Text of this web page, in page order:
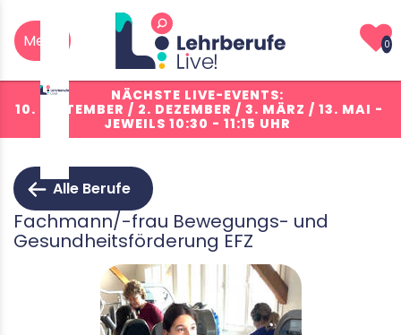
0
NÄCHSTE LIVE-EVENTS:
10. SEPTEMBER / 2. DEZEMBER / 3. MÄRZ / 13. MAI -
JEWEILS 10:30 - 11:15 UHR
Alle Berufe
Fachmann/-frau Bewegungs- und
Gesundheitsförderung EFZ